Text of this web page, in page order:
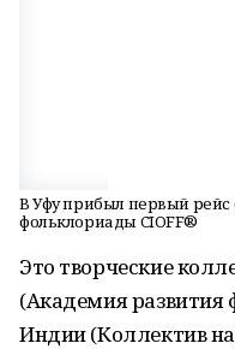
В Уфу прибыл первый
фольклориады CIOFF®️
Это творческие
(Академия развития
Индии (Коллектив